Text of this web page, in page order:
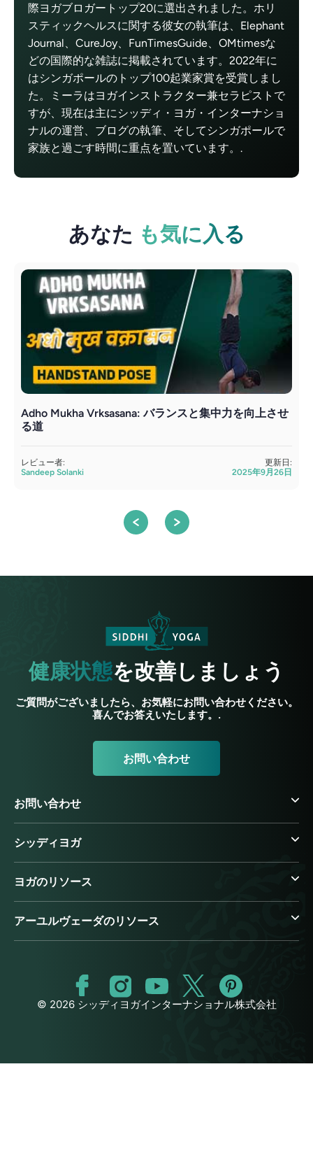
際ヨガブロガートップ20に選出されました。ホリ
スティックヘルスに関する彼女の執筆は、Elephant
Journal、CureJoy、FunTimesGuide、OMtimesな
どの国際的な雑誌に掲載されています。2022年に
はシンガポールのトップ100起業家賞を受賞しまし
た。ミーラはヨガインストラクター兼セラピストで
すが、現在は主にシッディ・ヨガ・インターナショ
ナルの運営、ブログの執筆、そしてシンガポールで
家族と過ごす時間に重点を置いています。.
あなた も気に入る
Adho Mukha Vrksasana: バランスと集中力を向上させ
る道
レビュー者:
Sandeep Solanki
更新日:
2025年9月26日
健康状態を改善しましょう
ご質問がございましたら、お気軽にお問い合わせください。
喜んでお答えいたします。.
お問い合わせ
お問い合わせ
シッディヨガ
ヨガのリソース
アーユルヴェーダのリソース
© 2026 シッディヨガインターナショナル株式会社